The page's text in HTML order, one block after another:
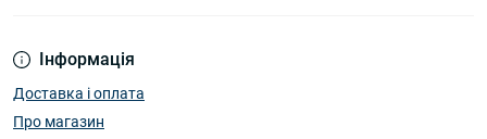
Інформація
Доставка і оплата
Про магазин